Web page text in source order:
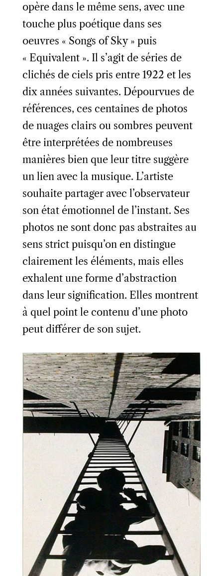
opère dans le même sens, avec une
touche plus poétique dans ses
oeuvres « Songs of Sky » puis
« Equivalent ». Il s’agit de séries de
clichés de ciels pris entre 1922 et les
dix années suivantes. Dépourvues de
références, ces centaines de photos
de nuages clairs ou sombres peuvent
être interprétées de nombreuses
manières bien que leur titre suggère
un lien avec la musique. L’artiste
souhaite partager avec l’observateur
son état émotionnel de l’instant. Ses
photos ne sont donc pas abstraites au
sens strict puisqu’on en distingue
clairement les éléments, mais elles
exhalent une forme d’abstraction
dans leur signification. Elles montrent
à quel point le contenu d’une photo
peut différer de son sujet.